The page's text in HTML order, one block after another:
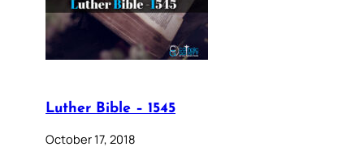
Luther Bible – 1545
October 17, 2018